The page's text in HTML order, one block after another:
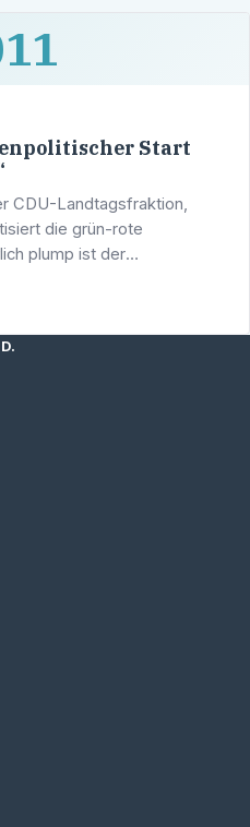
Start
CDU-Landtagsfraktion,
die grün-rote
plump ist der